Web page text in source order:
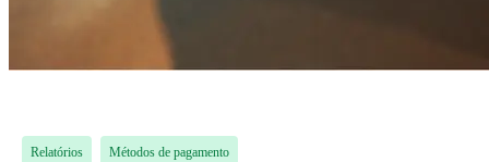
Relatórios Métodos de pagamento